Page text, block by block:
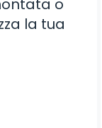
o
la tua